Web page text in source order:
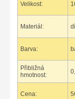
Velikost:
Materiál:
Barva:
Přibližná
hmotnost:
Cena: